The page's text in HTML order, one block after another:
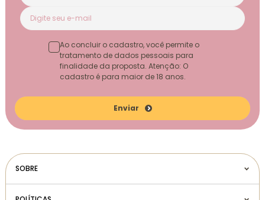
Enviar
Ao concluir o cadastro, você permite o
tratamento de dados pessoais para
finalidade da proposta. Atenção: O
cadastro é para maior de 18 anos.
SOBRE